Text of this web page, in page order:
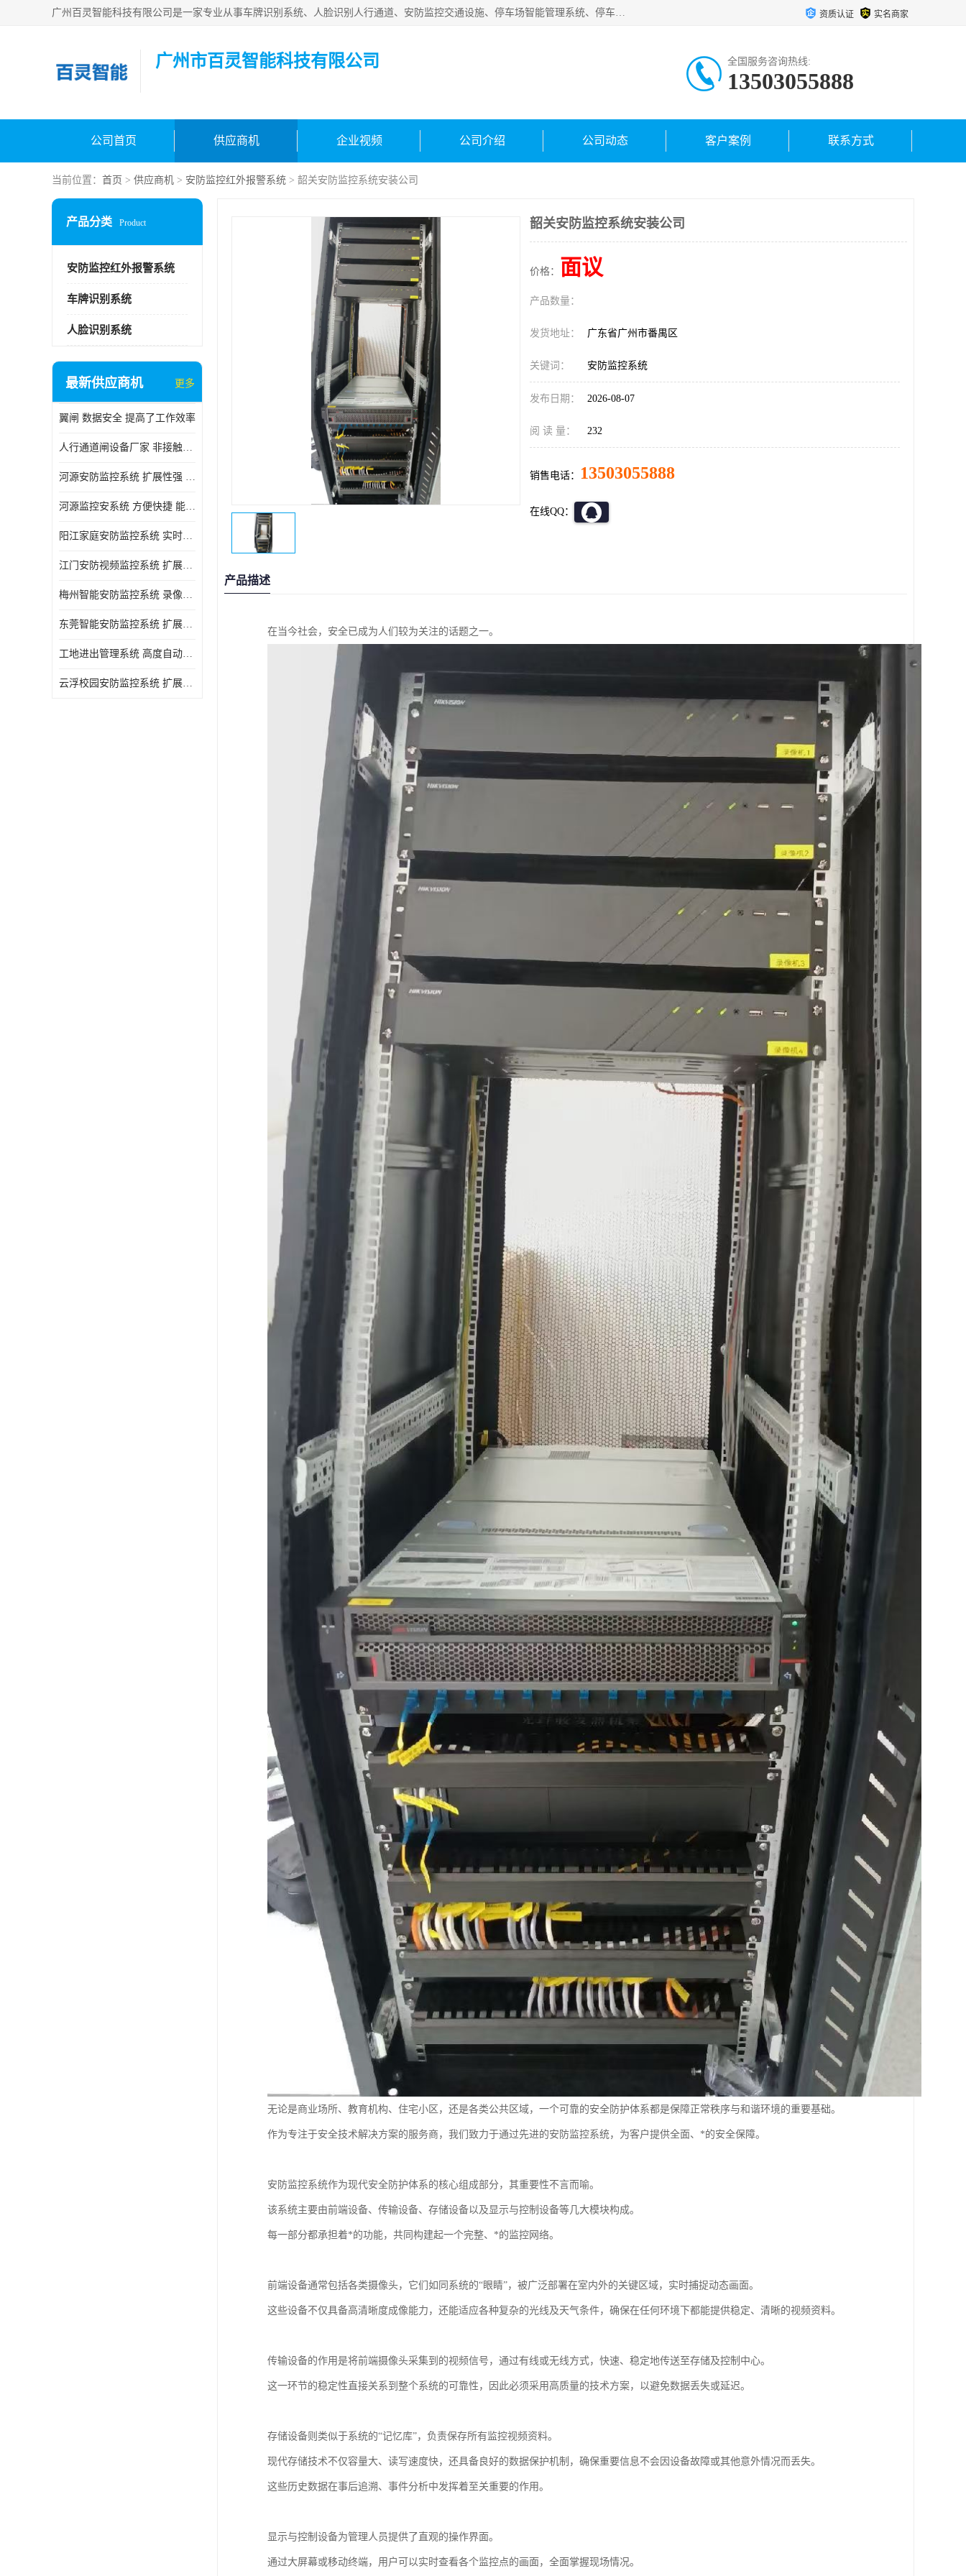
广州百灵智能科技有限公司是一家专业从事车牌识别系统、人脸识别人行通道、安防监控交通设施、停车场智能管理系统、停车场云平台、车牌识别一体机、自动道闸、通道设备、交通设施及交通划线等产品研发、生产和销售的高新技术企业。 资质认证 实名商家
广州市百灵智能科技有限公司 全国服务咨询热线:
13503055888
公司首页 供应商机 企业视频 公司介绍 公司动态 客户案例 联系方式
当前位置： 首页 > 供应商机 > 安防监控红外报警系统 > 韶关安防监控系统安装公司
产品分类 Product
安防监控红外报警系统
车牌识别系统
人脸识别系统
最新供应商机 更多
翼闸 数据安全 提高了工作效率
人行通道闸设备厂家 非接触性 对用户的隐私更加尊重
河源安防监控系统 扩展性强 能够长时间稳定运行
河源监控安系统 方便快捷 能够长时间稳定运行
阳江家庭安防监控系统 实时监控 可以随时回放录像
江门安防视频监控系统 扩展性强 能够长时间稳定运行
梅州智能安防监控系统 录像存储 多通道监控
东莞智能安防监控系统 扩展性强 可以随时回放录像
工地进出管理系统 高度自动化 提高了工作效率
云浮校园安防监控系统 扩展性强 提高监控范围和效率
韶关安防监控系统安装公司
价格： 面议
产品数量：
发货地址： 广东省广州市番禺区
关键词： 安防监控系统
发布日期： 2026-08-07
阅 读 量： 232
销售电话： 13503055888
在线QQ：
产品描述
在当今社会，安全已成为人们较为关注的话题之一。
无论是商业场所、教育机构、住宅小区，还是各类公共区域，一个可靠的安全防护体系都是保障正常秩序与和谐环境的重要基础。
作为专注于安全技术解决方案的服务商，我们致力于通过先进的安防监控系统，为客户提供全面、*的安全保障。
安防监控系统作为现代安全防护体系的核心组成部分，其重要性不言而喻。
该系统主要由前端设备、传输设备、存储设备以及显示与控制设备等几大模块构成。
每一部分都承担着*的功能，共同构建起一个完整、*的监控网络。
前端设备通常包括各类摄像头，它们如同系统的“眼睛”，被广泛部署在室内外的关键区域，实时捕捉动态画面。
这些设备不仅具备高清晰度成像能力，还能适应各种复杂的光线及天气条件，确保在任何环境下都能提供稳定、清晰的视频资料。
传输设备的作用是将前端摄像头采集到的视频信号，通过有线或无线方式，快速、稳定地传送至存储及控制中心。
这一环节的稳定性直接关系到整个系统的可靠性，因此必须采用高质量的技术方案，以避免数据丢失或延迟。
存储设备则类似于系统的“记忆库”，负责保存所有监控视频资料。
现代存储技术不仅容量大、读写速度快，还具备良好的数据保护机制，确保重要信息不会因设备故障或其他意外情况而丢失。
这些历史数据在事后追溯、事件分析中发挥着至关重要的作用。
显示与控制设备为管理人员提供了直观的操作界面。
通过大屏幕或移动终端，用户可以实时查看各个监控点的画面，全面掌握现场情况。